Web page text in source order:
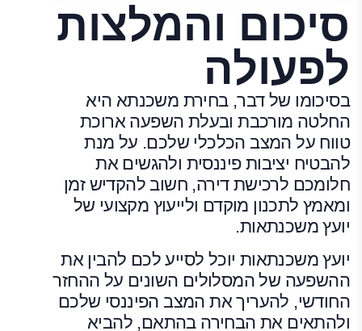
סיכום והמלצות
לפעולה
בסיכומו של דבר, בחירת משכנתא היא
החלטה מורכבת ובעלת השפעה ארוכת
טווח על המצב הכלכלי שלכם. על מנת
להבטיח יציבות פיננסית ולהגשים את
חלומכם לרכישת דירה, חשוב להקדיש זמן
ומאמץ לתכנון מוקדם ולייעוץ מקצועי של
יועץ משכנתאות.
יועץ משכנתאות יוכל לסייע לכם להבין את
ההשפעה של המסלולים השונים על ההחזר
החודשי, להעריך את המצב הפיננסי שלכם
ולהתאים את הבחירה בהתאם, להביא